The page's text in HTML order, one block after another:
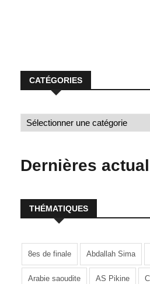
CATÉGORIES
Dernières
THÉMATIQUES
8es de finale Abdallah Sima
Arabie saoudite AS Pikine